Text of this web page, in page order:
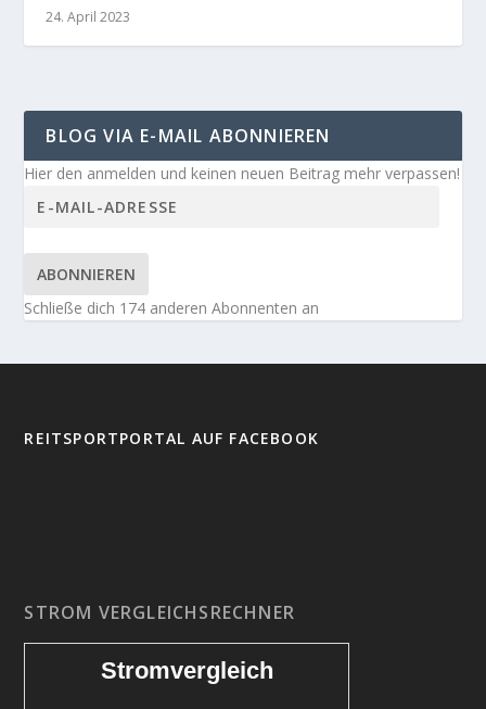
24. April 2023
BLOG VIA E-MAIL ABONNIEREN
Hier den anmelden und keinen neuen Beitrag mehr verpassen!
ABONNIEREN
Schließe dich 174 anderen Abonnenten an
REITSPORTPORTAL AUF FACEBOOK
STROM VERGLEICHSRECHNER
Stromvergleich